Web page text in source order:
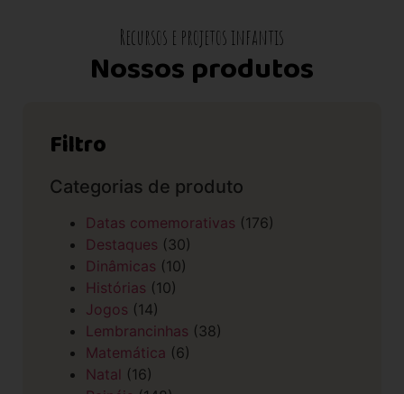
Recursos e projetos infantis
Nossos produtos
Filtro
Categorias de produto
Datas comemorativas (176)
Destaques (30)
Dinâmicas (10)
Histórias (10)
Jogos (14)
Lembrancinhas (38)
Matemática (6)
Natal (16)